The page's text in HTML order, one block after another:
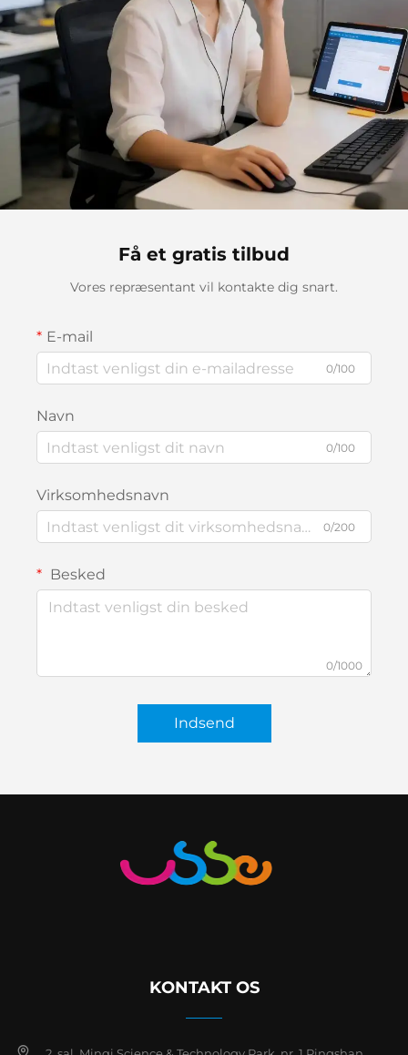
Få et gratis tilbud
Vores repræsentant vil kontakte dig snart.
E-mail
0/100
Navn
0/100
Virksomhedsnavn
0/200
Besked
0/1000
Indsend
KONTAKT OS